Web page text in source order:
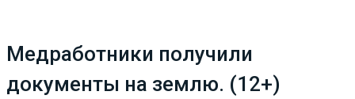
Медработники получили
документы на землю. (12+)